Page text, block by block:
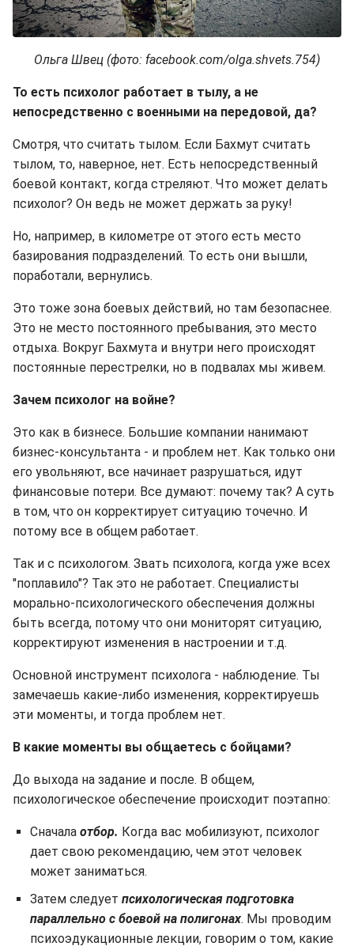
Ольга Швец (фото: facebook.com/olga.shvets.754)
То есть психолог работает в тылу, а не
непосредственно с военными на передовой, да?
Смотря, что считать тылом. Если Бахмут считать
тылом, то, наверное, нет. Есть непосредственный
боевой контакт, когда стреляют. Что может делать
психолог? Он ведь не может держать за руку!
Но, например, в километре от этого есть место
базирования подразделений. То есть они вышли,
поработали, вернулись.
Это тоже зона боевых действий, но там безопаснее.
Это не место постоянного пребывания, это место
отдыха. Вокруг Бахмута и внутри него происходят
постоянные перестрелки, но в подвалах мы живем.
Зачем психолог на войне?
Это как в бизнесе. Большие компании нанимают
бизнес-консультанта - и проблем нет. Как только они
его увольняют, все начинает разрушаться, идут
финансовые потери. Все думают: почему так? А суть
в том, что он корректирует ситуацию точечно. И
потому все в общем работает.
Так и с психологом. Звать психолога, когда уже всех
"поплавило"? Так это не работает. Специалисты
морально-психологического обеспечения должны
быть всегда, потому что они мониторят ситуацию,
корректируют изменения в настроении и т.д.
Основной инструмент психолога - наблюдение. Ты
замечаешь какие-либо изменения, корректируешь
эти моменты, и тогда проблем нет.
В какие моменты вы общаетесь с бойцами?
До выхода на задание и после. В общем,
психологическое обеспечение происходит поэтапно:
Сначала отбор. Когда вас мобилизуют, психолог
дает свою рекомендацию, чем этот человек
может заниматься.
Затем следует психологическая подготовка
параллельно с боевой на полигонах. Мы проводим
психоэдукационные лекции, говорим о том, какие